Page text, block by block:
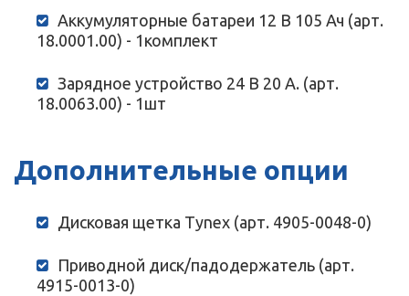
Аккумуляторные батареи 12 В 105 Ач (арт.
18.0001.00) - 1комплект
Зарядное устройство 24 В 20 А. (арт.
18.0063.00) - 1шт
Дополнительные опции
Дисковая щетка Tynex (арт. 4905-0048-0)
Приводной диск/падодержатель (арт.
4915-0013-0)